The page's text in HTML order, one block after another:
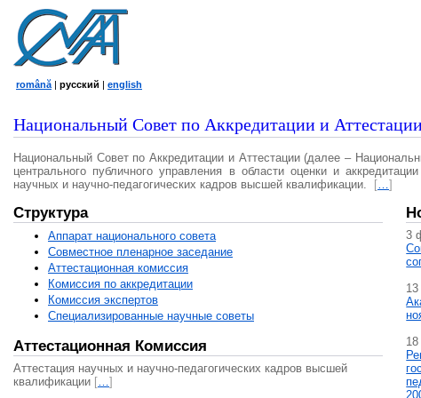
română | русский | english
Национальный Совет по Аккредитации и
Национальный Совет по Аккредитации и Аттестации (далее –
центрального публичного управления в области оценки и
научных и научно-педагогических кадров высшей квалификации.
[…]
Структура
Аппарат национального совета
Совместное пленарное заседание
Аттестационная комисcия
Комиссия по аккредитации
Комиссия экспертов
Специализированные научные советы
Аттестационная Комиссия
Аттестация научных и научно-педагогических кадров высшей
квалификации […]
3